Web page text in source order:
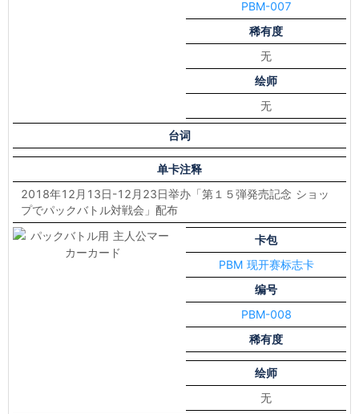
PBM-007
稀有度
无
绘师
无
台词
单卡注释
2018年12月13日-12月23日举办「第１５弾発売記念 ショッ
プでパックバトル対戦会」配布
卡包
PBM 现开赛标志卡
编号
PBM-008
稀有度
绘师
无